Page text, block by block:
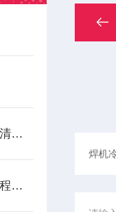
介质衬氟磁力泵日常检查与清洁的具体步骤及注意事项
如何避免高温磁力在运行过程上产生泵噪音